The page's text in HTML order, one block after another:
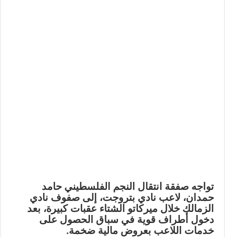
تواجه صفقة انتقال النجم الفلسطينيحامد
حمدان، لاعب نادي بتروجت، إلى صفوف نادي
الزمالك خلال ميركاتو الشتاء عقبات كبيرة، بعد
دخول أطراف قوية في سباق الحصول على
خدمات اللاعب بعروض مالية ضخمة.